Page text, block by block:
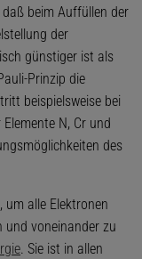
beim Auffüllen der
der
günstiger ist als
Prinzip die
beispielsweise bei
N, Cr und
des
um alle Elektronen
und voneinander zu
. Sie ist in allen